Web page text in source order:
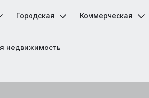
Городская Коммерческая
недвижимость